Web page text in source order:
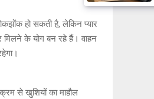
हो सकती है, लेकिन प्यार
के योग बन रहे हैं। वाहन
से खुशियों का माहौल